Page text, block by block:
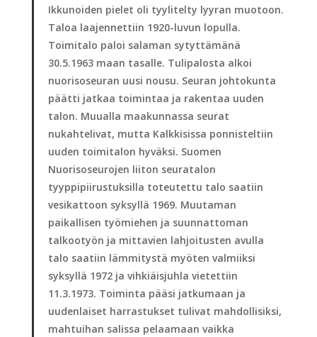
Ikkunoiden pielet oli tyylitelty lyyran muotoon.
Taloa laajennettiin 1920-luvun lopulla.
Toimitalo paloi salaman sytyttämänä
30.5.1963 maan tasalle. Tulipalosta alkoi
nuorisoseuran uusi nousu. Seuran johtokunta
päätti jatkaa toimintaa ja rakentaa uuden
talon. Muualla maakunnassa seurat
nukahtelivat, mutta Kalkkisissa ponnisteltiin
uuden toimitalon hyväksi. Suomen
Nuorisoseurojen liiton seuratalon
tyyppipiirustuksilla toteutettu talo saatiin
vesikattoon syksyllä 1969. Muutaman
paikallisen työmiehen ja suunnattoman
talkootyön ja mittavien lahjoitusten avulla
talo saatiin lämmitystä myöten valmiiksi
syksyllä 1972 ja vihkiäisjuhla vietettiin
11.3.1973. Toiminta pääsi jatkumaan ja
uudenlaiset harrastukset tulivat mahdollisiksi,
mahtuihan salissa pelaamaan vaikka